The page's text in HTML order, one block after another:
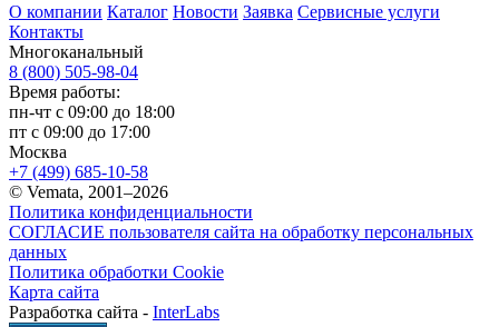
О компании Каталог Новости Заявка Сервисные услуги
Контакты
Многоканальный
8 (800) 505-98-04
Время работы:
пн-чт с 09:00 до 18:00
пт с 09:00 до 17:00
Москва
+7 (499) 685-10-58
© Vemata, 2001–2026
Политика конфиденциальности
СОГЛАСИЕ пользователя сайта на обработку персональных
данных
Политика обработки Cookie
Карта сайта
Разработка сайта - InterLabs